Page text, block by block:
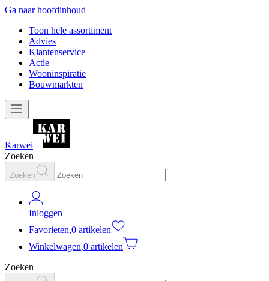
Ga naar hoofdinhoud
Toon hele assortiment
Advies
Klantenservice
Actie
Wooninspiratie
Bouwmarkten
Karwei
Zoeken
Zoeken
Inloggen
Favorieten,0 artikelen
Winkelwagen,0 artikelen
Zoeken